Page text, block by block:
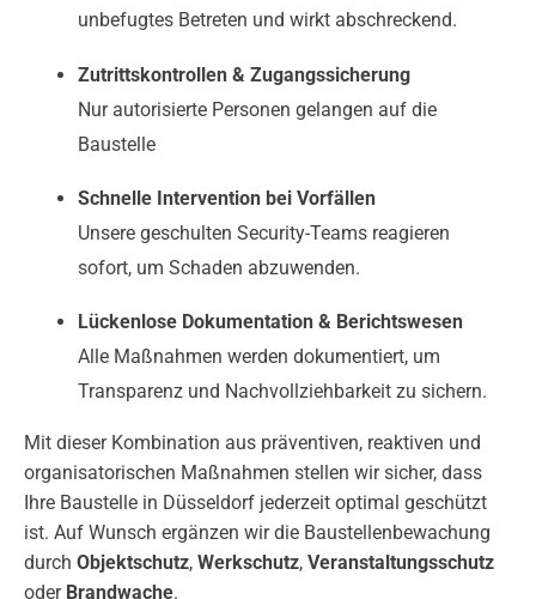
unbefugtes Betreten und wirkt abschreckend.
Zutrittskontrollen & Zugangssicherung
Nur autorisierte Personen gelangen auf die
Baustelle
Schnelle Intervention bei Vorfällen
Unsere geschulten Security-Teams reagieren
sofort, um Schaden abzuwenden.
Lückenlose Dokumentation & Berichtswesen
Alle Maßnahmen werden dokumentiert, um
Transparenz und Nachvollziehbarkeit zu sichern.
Mit dieser Kombination aus präventiven, reaktiven und
organisatorischen Maßnahmen stellen wir sicher, dass
Ihre Baustelle in Düsseldorf jederzeit optimal geschützt
ist. Auf Wunsch ergänzen wir die Baustellenbewachung
durch Objektschutz, Werkschutz, Veranstaltungsschutz
oder Brandwache.